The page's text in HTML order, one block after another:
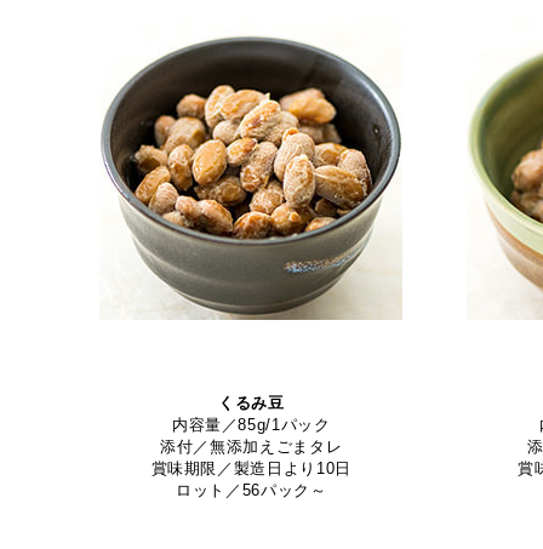
くるみ豆
内容量／85g/1パック
添付／無添加えごまタレ
賞味期限／製造日より10日
ロット／56パック～
賞